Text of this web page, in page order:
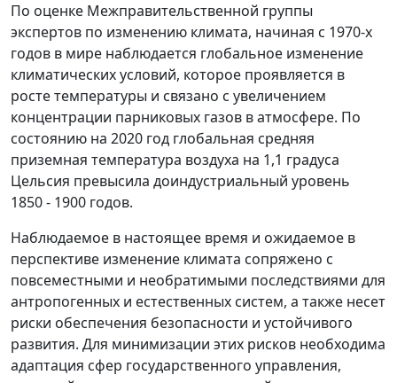
По оценке Межправительственной группы
экспертов по изменению климата, начиная с 1970-х
годов в мире наблюдается глобальное изменение
климатических условий, которое проявляется в
росте температуры и связано с увеличением
концентрации парниковых газов в атмосфере. По
состоянию на 2020 год глобальная средняя
приземная температура воздуха на 1,1 градуса
Цельсия превысила доиндустриальный уровень
1850 - 1900 годов.
Наблюдаемое в настоящее время и ожидаемое в
перспективе изменение климата сопряжено с
повсеместными и необратимыми последствиями для
антропогенных и естественных систем, а также несет
риски обеспечения безопасности и устойчивого
развития. Для минимизации этих рисков необходима
адаптация сфер государственного управления,